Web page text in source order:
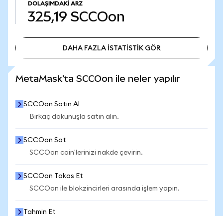
DOLAŞIMDAKI ARZ
325,19 SCCOon
DAHA FAZLA İSTATİSTİK GÖR
MetaMask'ta SCCOon ile neler yapılır
SCCOon Satın Al
Birkaç dokunuşla satın alın.
SCCOon Sat
SCCOon coin'lerinizi nakde çevirin.
SCCOon Takas Et
SCCOon ile blokzincirleri arasında işlem yapın.
Tahmin Et